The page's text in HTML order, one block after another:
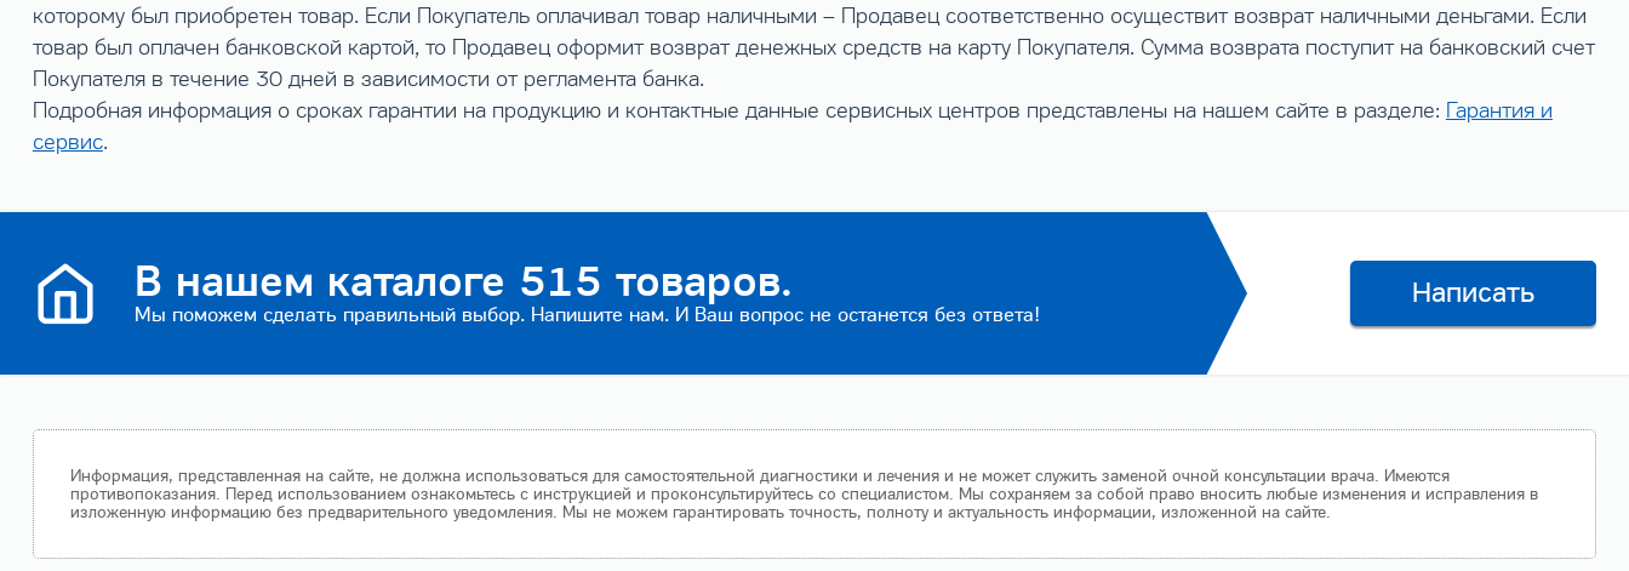
которому был приобретен товар. Если Покупатель оплачивал товар наличными – Продавец соответственно осуществит возврат наличными деньгами. Если
товар был оплачен банковской картой, то Продавец оформит возврат денежных средств на карту Покупателя. Сумма возврата поступит на банковский счет
Покупателя в течение 30 дней в зависимости от регламента банка.
Подробная информация о сроках гарантии на продукцию и контактные данные сервисных центров представлены на нашем сайте в разделе: Гарантия и
сервис.
В нашем каталоге 515 товаров.
Мы поможем сделать правильный выбор. Напишите нам. И Ваш вопрос не останется без ответа!
Написать
Информация, представленная на сайте, не должна использоваться для самостоятельной диагностики и лечения и не может служить заменой очной консультации врача. Имеются
противопоказания. Перед использованием ознакомьтесь с инструкцией и проконсультируйтесь со специалистом. Мы сохраняем за собой право вносить любые изменения и исправления в
изложенную информацию без предварительного уведомления. Мы не можем гарантировать точность, полноту и актуальность информации, изложенной на сайте.